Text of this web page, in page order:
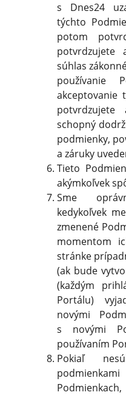
s Dnes24
týchto
potom
potvrdzujete
súhlas
používanie
akceptovanie
schopný
podmienky,
a záruky
Tieto
akýmkoľvek
Sme
kedykoľvek
zmenené
momentom
stránke
(ak bude
(každým
Portálu)
novými
s novými
používaním
Pokiaľ